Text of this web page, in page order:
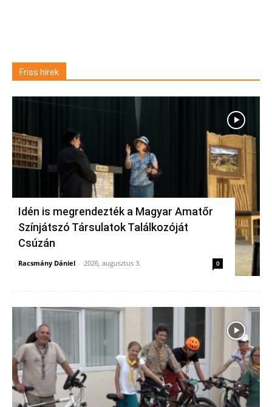
Friss hírek
Idén is megrendezték a Magyar Amatőr
Színjátszó Társulatok Találkozóját
Csúzán
Racsmány Dániel - 2026, augusztus 3. 0